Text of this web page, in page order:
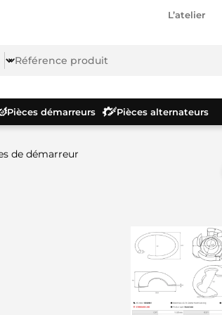
L’atelier
Pièces démarreurs Pièces alternateurs
de démarreur